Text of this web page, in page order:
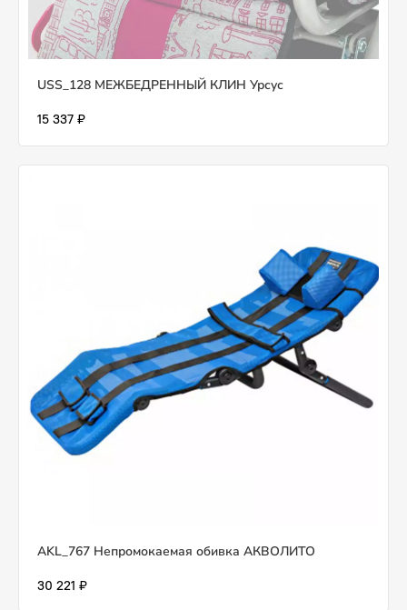
USS_128 МЕЖБЕДРЕННЫЙ КЛИН Урсус
15 337 ₽
AKL_767 Непромокаемая обивка АКВОЛИТО
30 221 ₽